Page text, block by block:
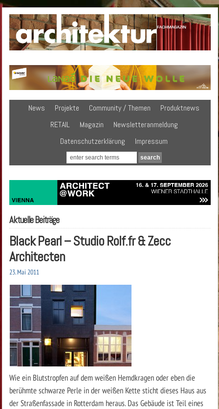
News Projekte Community / Themen
Produktnews
RETAIL
Magazin
Newsletteranmeldung
Datenschutzerklärung
Impressum
Aktuelle Beiträge
Black Pearl – Studio Rolf.fr & Zecc
Architecten
23. Mai 2011
Wie ein Blutstropfen auf dem weißen Hemdkragen oder eben die
berühmte schwarze Perle in der weißen Kette sticht dieses Haus aus
der Straßenfassade in Rotterdam heraus. Das Gebäude ist Teil eines